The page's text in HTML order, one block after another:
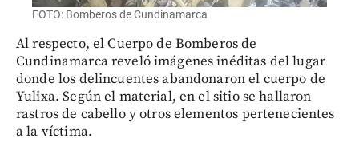
FOTO: Bomberos de Cundinamarca
Al respecto, el Cuerpo de Bomberos de
Cundinamarca reveló imágenes inéditas del lugar
donde los delincuentes abandonaron el cuerpo de
Yulixa. Según el material, en el sitio se hallaron
rastros de cabello y otros elementos pertenecientes
a la víctima.